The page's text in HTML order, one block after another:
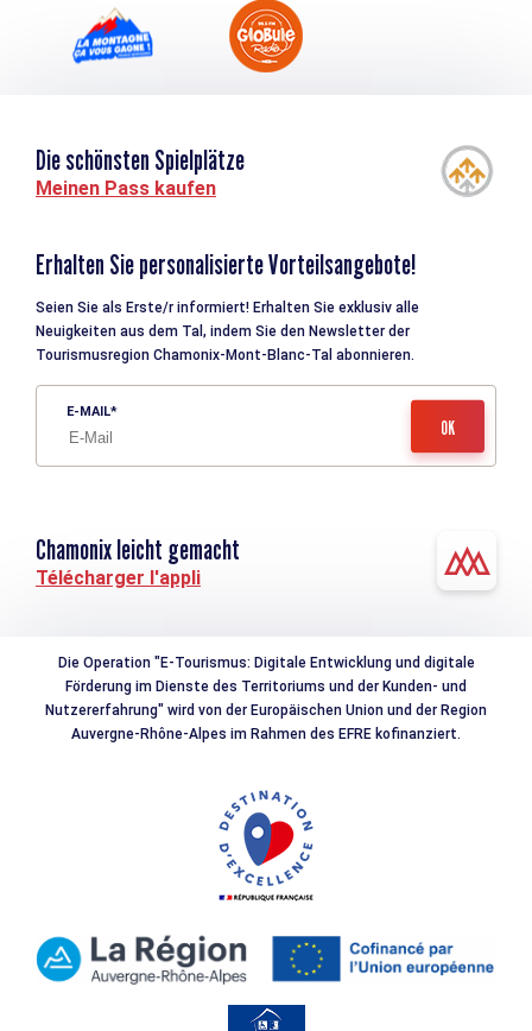
Die schönsten Spielplätze
Meinen Pass kaufen
Erhalten Sie personalisierte Vorteilsangebote!
Seien Sie als Erste/r informiert! Erhalten Sie exklusiv alle
Neuigkeiten aus dem Tal, indem Sie den Newsletter der
Tourismusregion Chamonix-Mont-Blanc-Tal abonnieren.
E-MAIL
Chamonix leicht gemacht
Télécharger l'appli
Die Operation "E-Tourismus: Digitale Entwicklung und digitale
Förderung im Dienste des Territoriums und der Kunden- und
Nutzererfahrung" wird von der Europäischen Union und der Region
Auvergne-Rhône-Alpes im Rahmen des EFRE kofinanziert.